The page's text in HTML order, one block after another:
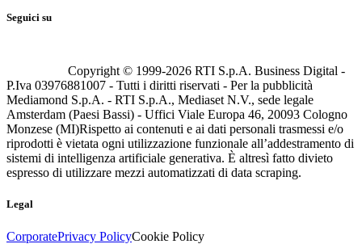
Seguici su
Copyright © 1999-2026 RTI S.p.A. Business Digital -
P.Iva 03976881007 - Tutti i diritti riservati - Per la pubblicità
Mediamond S.p.A. - RTI S.p.A., Mediaset N.V., sede legale
Amsterdam (Paesi Bassi) - Uffici Viale Europa 46, 20093 Cologno
Monzese (MI)Rispetto ai contenuti e ai dati personali trasmessi e/o
riprodotti è vietata ogni utilizzazione funzionale all’addestramento di
sistemi di intelligenza artificiale generativa. È altresì fatto divieto
espresso di utilizzare mezzi automatizzati di data scraping.
Legal
CorporatePrivacy PolicyCookie Policy